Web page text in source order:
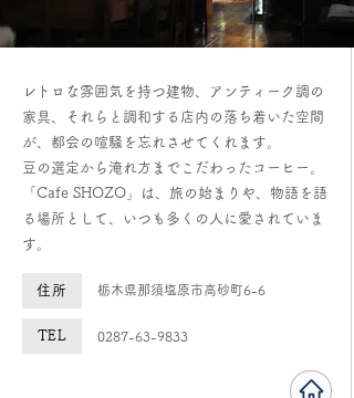
レトロな雰囲気を持つ建物、アンティーク調の
家具、それらと調和する店内の落ち着いた空間
が、都会の喧騒を忘れさせてくれます。
豆の選定から淹れ方までこだわったコーヒー。
「Cafe SHOZO」は、旅の始まりや、物語を語
る場所として、いつも多くの人に愛されていま
す。
住所 栃木県那須塩原市高砂町6-6
TEL 0287-63-9833